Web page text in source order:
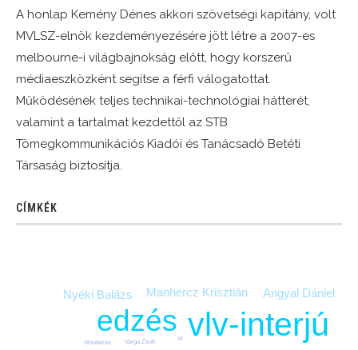
A honlap Kemény Dénes akkori szövetségi kapitány, volt
MVLSZ-elnök kezdeményezésére jött létre a 2007-es
melbourne-i világbajnokság előtt, hogy korszerű
médiaeszközként segítse a férfi válogatottat.
Működésének teljes technikai-technológiai hátterét,
valamint a tartalmat kezdettől az STB
Tömegkommunikációs Kiadói és Tanácsadó Betéti
Társaság biztosítja.
CÍMKÉK
vlv-interjú
edzés
Angyal Dániel
Manhercz Krisztián
Nyéki Balázs
bl
Varga Zsolt
ötméteres